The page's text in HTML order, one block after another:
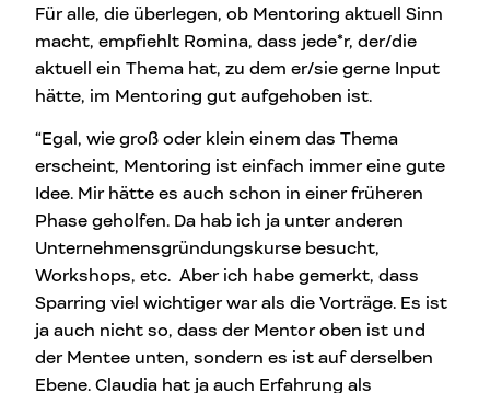
Für alle, die überlegen, ob Mentoring aktuell Sinn
macht, empfiehlt Romina, dass jede*r, der/die
aktuell ein Thema hat, zu dem er/sie gerne Input
hätte, im Mentoring gut aufgehoben ist.
“Egal, wie groß oder klein einem das Thema
erscheint, Mentoring ist einfach immer eine gute
Idee. Mir hätte es auch schon in einer früheren
Phase geholfen. Da hab ich ja unter anderen
Unternehmensgründungskurse besucht,
Workshops, etc. Aber ich habe gemerkt, dass
Sparring viel wichtiger war als die Vorträge. Es ist
ja auch nicht so, dass der Mentor oben ist und
der Mentee unten, sondern es ist auf derselben
Ebene. Claudia hat ja auch Erfahrung als